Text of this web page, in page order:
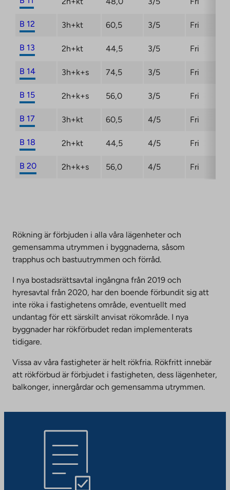
B 12 3h+kt 60,5 3/5 Fri
B 13 2h+kt 44,5 3/5 Fri
B 14 3h+k+s 74,5 3/5 Fri
B 15 2h+k+s 56,0 3/5 Fri
B 17 3h+kt 60,5 4/5 Fri
B 18 2h+kt 44,5 4/5 Fri
B 20 2h+k+s 56,0 4/5 Fri
Rökning är förbjuden i alla våra lägenheter och
gemensamma utrymmen i byggnaderna, såsom
trapphus och bastuutrymmen och förråd.
I nya bostadsrättsavtal ingångna från 2019 och
hyresavtal från 2020, har den boende förbundit sig att
inte röka i fastighetens område, eventuellt med
undantag för ett särskilt anvisat rökområde. I nya
byggnader har rökförbudet redan implementerats
tidigare.
Vissa av våra fastigheter är helt rökfria. Rökfritt innebär
att rökförbud är förbjudet i fastigheten, dess lägenheter,
balkonger, innergårdar och gemensamma utrymmen.